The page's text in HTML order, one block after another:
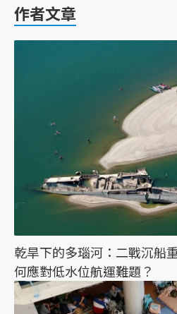
作者文章
乾旱下的多瑙河：二戰沉船
何應對低水位航運難題？